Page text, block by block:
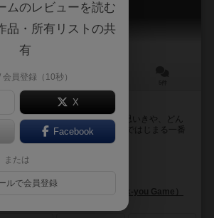
Best Word Club
15分前後
い」ワードゲーム！
を答えるいつも通りのゲームと思いきや、どん
けるのが新しい！ お題が「あ」ではじまる一番
がテーマで、回答の順番は...
Watanabe）
39芸夢（Thank-you Game）
ムのレビューを読む
品・所有リストの共
有
会員登録（10秒）
X
Facebook
または
ルで会員登録